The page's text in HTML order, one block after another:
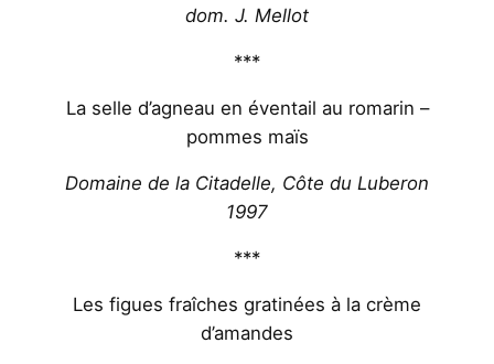
dom. J. Mellot
***
La selle d’agneau en éventail au romarin –
pommes maïs
Domaine de la Citadelle, Côte du Luberon
1997
***
Les figues fraîches gratinées à la crème
d’amandes